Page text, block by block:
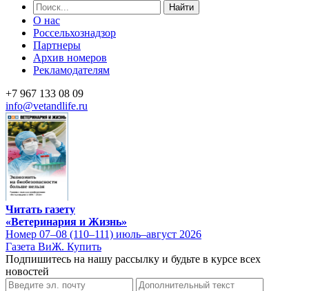
Найти
О нас
Россельхознадзор
Партнеры
Архив номеров
Рекламодателям
+7 967 133 08 09
info@vetandlife.ru
Читать газету
«Ветеринария и Жизнь»
Номер 07–08 (110–111) июль–август 2026
Газета ВиЖ. Купить
Подпишитесь на нашу рассылку и будьте в курсе всех
новостей